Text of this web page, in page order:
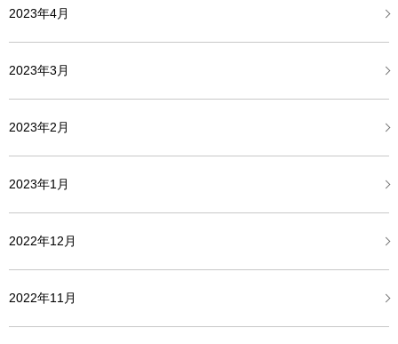
2023年4月
2023年3月
2023年2月
2023年1月
2022年12月
2022年11月